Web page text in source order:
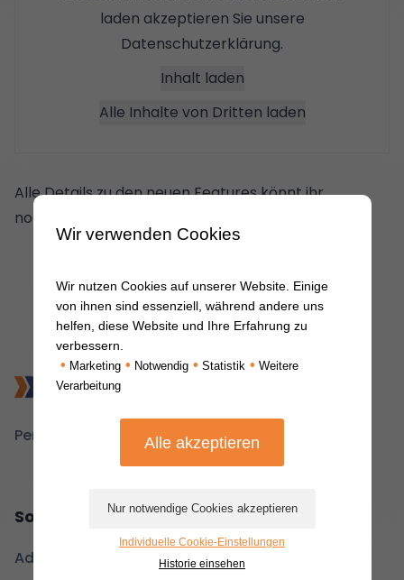
laden akzeptieren Sie unsere
Datenschutzerklärung.
Inhalt laden
Alle Inhalte von Dritten laden
Alle Details zu den neuen Features könnt ihr
nochmal in unserem
Personalauswahl neu gedacht.
Softwarelösung
Administrationsoberfläche
Wir verwenden Cookies
Wir nutzen Cookies auf unserer Website. Einige
von ihnen sind essenziell, während andere uns
helfen, diese Website und Ihre Erfahrung zu
verbessern.
• Marketing • Notwendig • Statistik • Weitere
Verarbeitung
Individuelle Cookie-Einstellungen
Historie einsehen